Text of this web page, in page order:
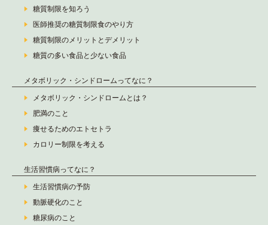
糖質制限を知ろう
医師推奨の糖質制限食のやり方
糖質制限のメリットとデメリット
糖質の多い食品と少ない食品
メタボリック・シンドロームってなに？
メタボリック・シンドロームとは？
肥満のこと
痩せるためのエトセトラ
カロリー制限を考える
生活習慣病ってなに？
生活習慣病の予防
動脈硬化のこと
糖尿病のこと